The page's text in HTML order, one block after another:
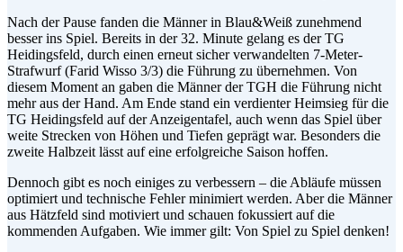
Nach der Pause fanden die Männer in Blau&Weiß zunehmend
besser ins Spiel. Bereits in der 32. Minute gelang es der TG
Heidingsfeld, durch einen erneut sicher verwandelten 7-Meter-
Strafwurf (Farid Wisso 3/3) die Führung zu übernehmen. Von
diesem Moment an gaben die Männer der TGH die Führung nicht
mehr aus der Hand. Am Ende stand ein verdienter Heimsieg für die
TG Heidingsfeld auf der Anzeigentafel, auch wenn das Spiel über
weite Strecken von Höhen und Tiefen geprägt war. Besonders die
zweite Halbzeit lässt auf eine erfolgreiche Saison hoffen.
Dennoch gibt es noch einiges zu verbessern – die Abläufe müssen
optimiert und technische Fehler minimiert werden. Aber die Männer
aus Hätzfeld sind motiviert und schauen fokussiert auf die
kommenden Aufgaben. Wie immer gilt: Von Spiel zu Spiel denken!